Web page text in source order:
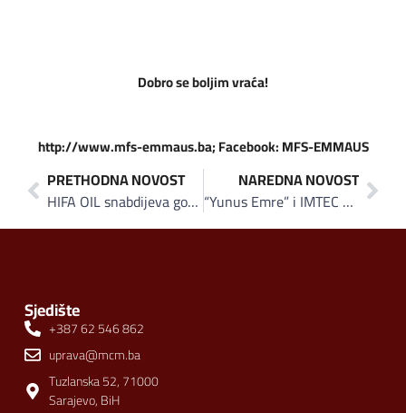
Dobro se boljim vraća!
http://www.mfs-emmaus.ba; Facebook: MFS-EMMAUS
PRETHODNA NOVOST
HIFA OIL snabdijeva gorivom Turkish Airlines na Sarajevskom aerodromu: Dobili smo povjerenje jedne od najvećih aviokompanija na svijetu
NAREDNA NOVOST
“Yunus Emre” i IMTEC Solutions: Interaktivne “pametne table” i projektori u 100 škola FBiH
Sjedište
+387 62 546 862
uprava@mcm.ba
Tuzlanska 52, 71000
Sarajevo, BiH